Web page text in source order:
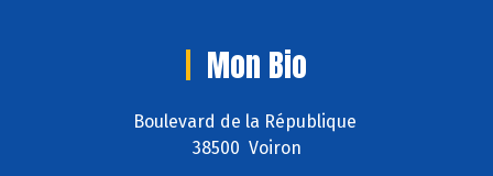
Mon Bio
Boulevard de la République
38500 Voiron